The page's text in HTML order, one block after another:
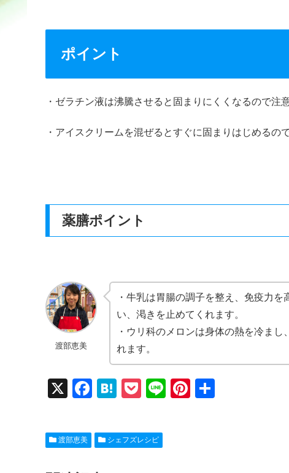
ポイント
・ゼラチン液は沸騰させると固まりにくくなるので注意
・アイスクリームを混ぜるとすぐに固まりはじめるの
薬膳ポイント
渡部恵美
・牛乳は胃腸の調子を整え、免疫力
い、渇きを止めてくれます。
・ウリ科のメロンは身体の熱を冷ま
れます。
X
F
c
e
b
H
e
n
P
ck
et
Li
Pi
渡部恵美 シェフズレシピ